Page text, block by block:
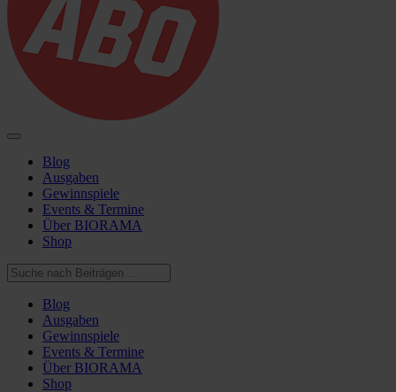
Blog
Ausgaben
Gewinnspiele
Events & Termine
Über BIORAMA
Shop
Blog
Ausgaben
Gewinnspiele
Events & Termine
Über BIORAMA
Shop